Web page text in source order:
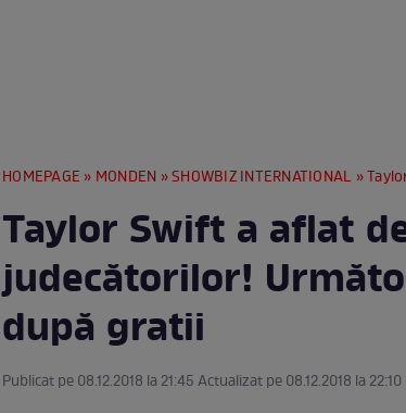
HOMEPAGE » MONDEN »SHOWBIZ INTERNATIONAL » Taylor
Taylor Swift a aflat
judecătorilor!
după gratii
Publicat pe 08.12.2018 la 21:45 Actualizat pe 08.12.2018 la 22:10